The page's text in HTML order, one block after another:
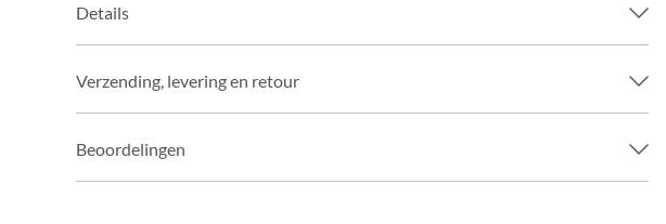
Details
Verzending, levering en retour
Beoordelingen